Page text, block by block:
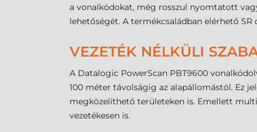
a vonalkódokat, még rosszul nyomtatott
lehetőségét. A termékcsaládban elérhető
VEZETÉK NÉLKÜLI
A Datalogic PowerScan PBT9600
100 méter távolságig az alapállomástól. Ez
megközelíthető területeken is. Emellett
vezetékesen is.